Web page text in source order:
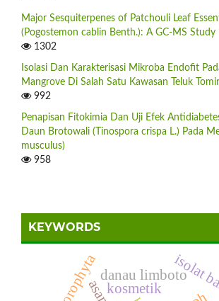
Major Sesquiterpenes of Patchouli Leaf
(Pogostemon cablin Benth.): A GC-MS Study
1302
Isolasi Dan Karakterisasi Mikroba Endofit
Mangrove Di Salah Satu Kawasan Teluk
992
Penapisan Fitokimia Dan Uji Efek
Daun Brotowali (Tinospora crispa L.) Pada
musculus)
958
KEYWORDS
kosmetik
chlorophytadanau limbotoisolat